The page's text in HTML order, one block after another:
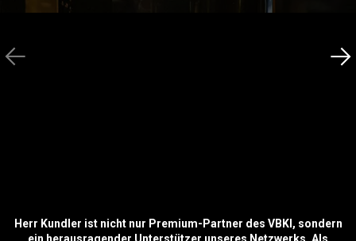
Herr Kundler ist nicht nur Premium-Partner des VBKI, sondern